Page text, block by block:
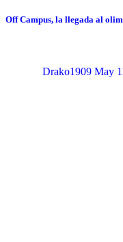
Off Campus, la llegada al
Drako1909 May